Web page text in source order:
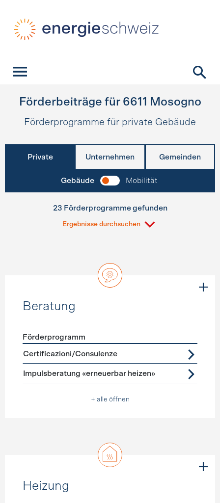
Förderbeiträge für 6611 Mosogno
Förderprogramme für private Gebäude
Private Unternehmen Gemeinden
Gebäude Mobilität
23 Förderprogramme gefunden
Ergebnisse durchsuchen
Beratung
Förderprogramme Beratung
Förderprogramm
Certificazioni/Consulenze
Impulsberatung «erneuerbar heizen»
+ alle öffnen
Heizung